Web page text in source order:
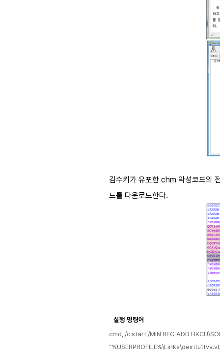
김수키가 유포한 chm 악성코드의
드를 다운로드한다.
실행 명령어
cmd, /c start /MIN REG ADD